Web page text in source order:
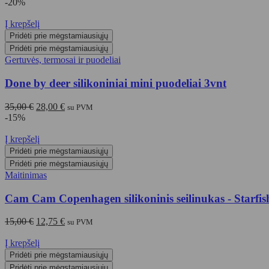
-20%
Į krepšelį
Pridėti prie mėgstamiausiųjų
Pridėti prie mėgstamiausiųjų
Gertuvės, termosai ir puodeliai
Done by deer silikoniniai mini puodeliai 3vnt
35,00€ Original
35,00 €.
28,00 €Current
su PVM
-15%
Į krepšelį
Pridėti prie mėgstamiausiųjų
Pridėti prie mėgstamiausiųjų
Maitinimas
Cam Cam Copenhagen silikoninis seilinukas -
15,00€ Original
was:
15,00 €.
12,75 €Current
12,75 €.
su PVM
Į krepšelį
Pridėti prie mėgstamiausiųjų